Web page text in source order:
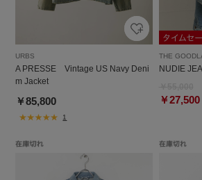
URBS
A PRESSE Vintage US Navy Deni
m Jacket
￥85,800
1
THE
NUDIE
￥27,500